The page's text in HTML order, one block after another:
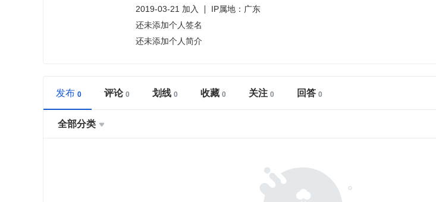
2019-03-21 加入
IP属地：广东
还未添加个人签名
还未添加个人简介
发布 评论 划线 收藏 关注 回答
全部分类 